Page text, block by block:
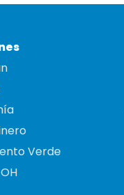
Verde